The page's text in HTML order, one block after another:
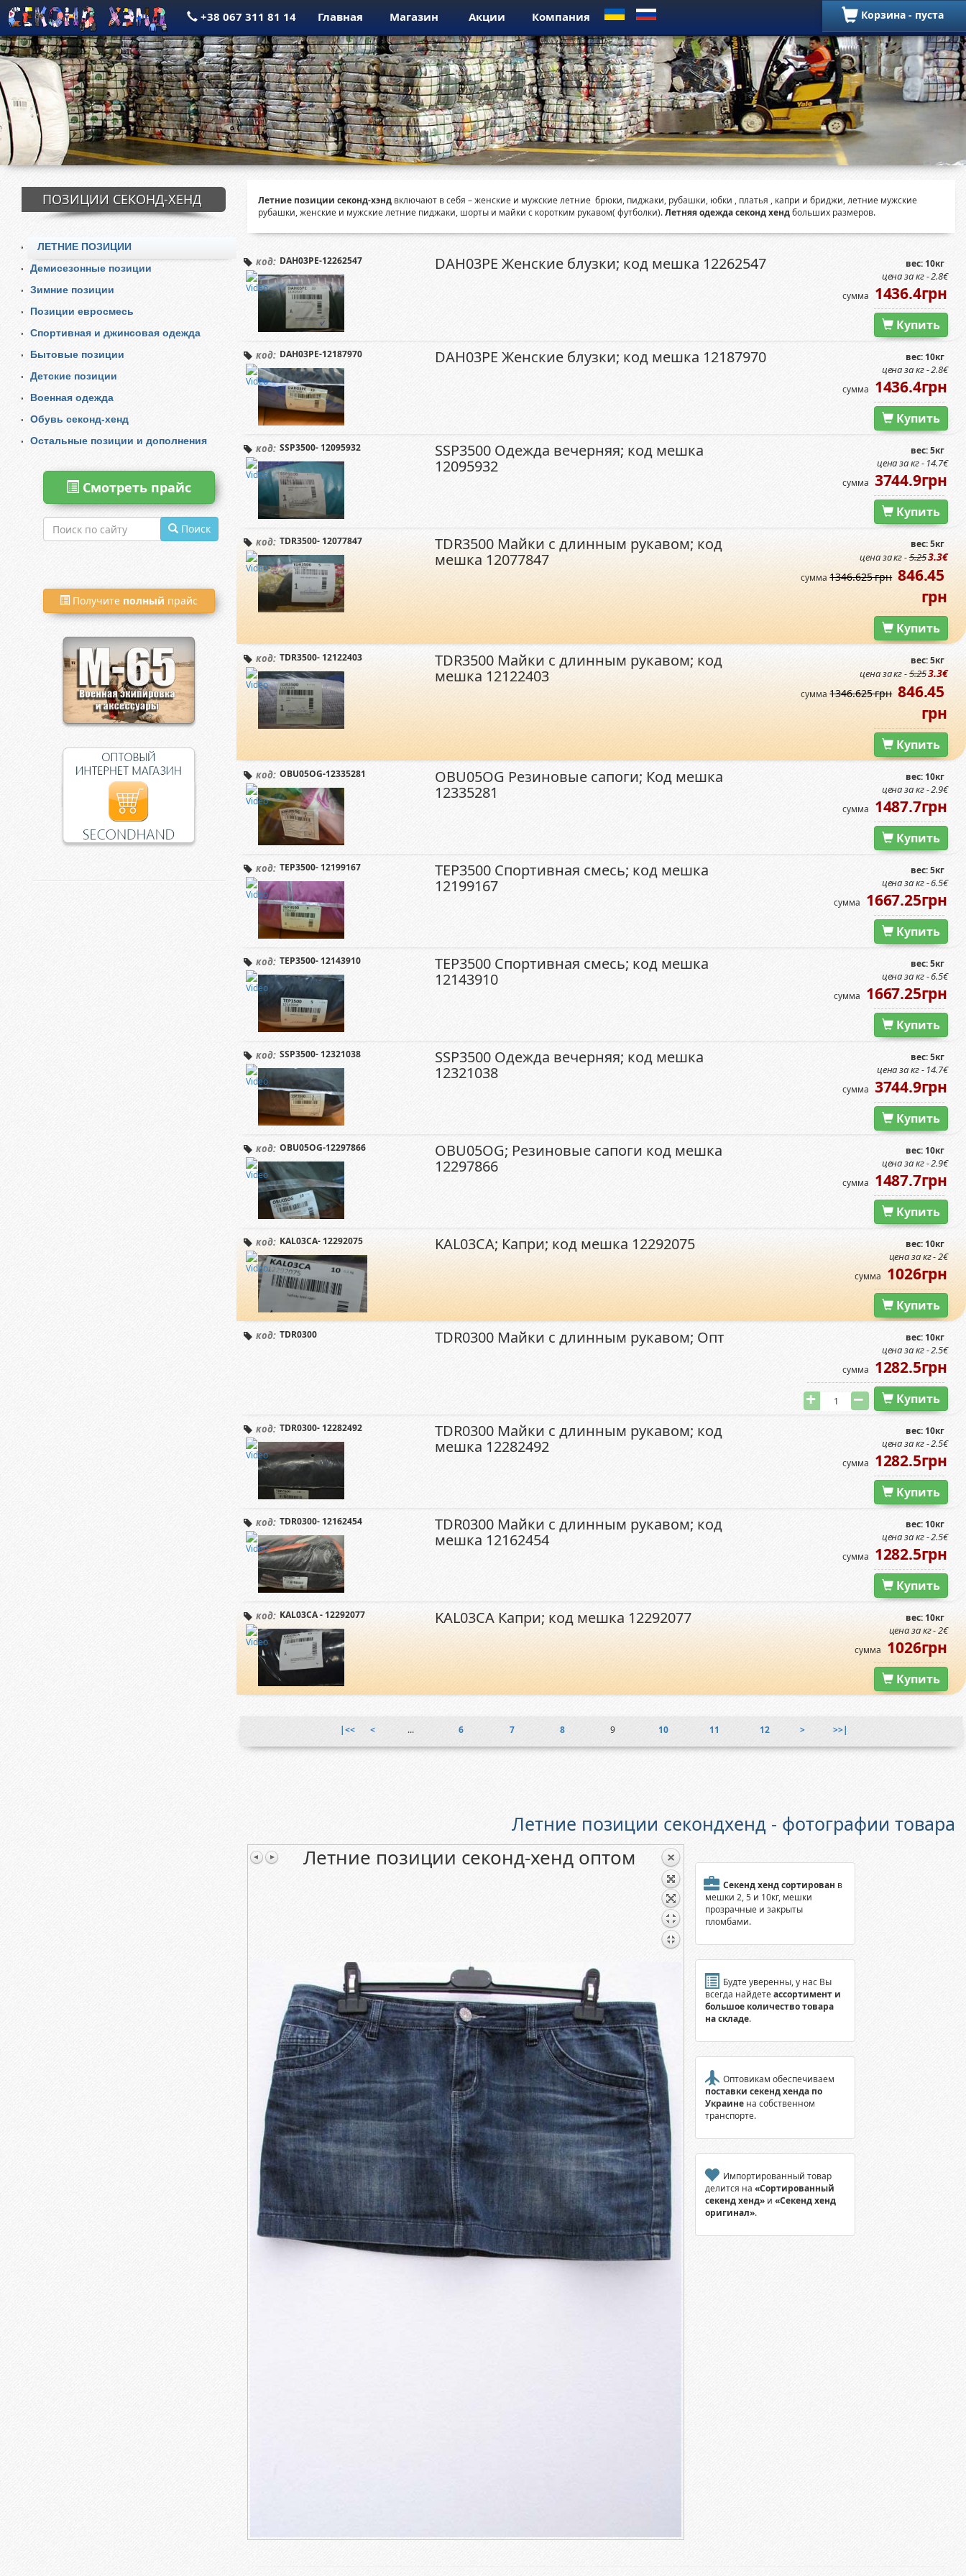
+38 067 311 81 14 Главная Магазин Акции Компания
Летние позиции
ПОЗИЦИИ СЕКОНД-ХЕНД
ЛЕТНИЕ ПОЗИЦИИ
Демисезонные позиции
Зимние позиции
Позиции евросмесь
Спортивная и джинсовая одежда
Бытовые позиции
Детские позиции
Военная одежда
Обувь секонд-хенд
Остальные позиции и дополнения
Смотреть прайс
Поиск
Получите полный прайс
Летние позиции секонд-хэндвключают в себя – женские и мужские летние брюки, пиджаки, рубашки, юбки , платья , капри и бриджи, летние мужские
рубашки, женские и мужские летние пиджаки, шорты и майки с коротким рукавом( футболки).Летняя одежда секонд хендбольших размеров.
код: DAH03PE-12262547 DAH03PE Женские блузки; код мешка 12262547 вес: 10кг
цена за кг - 2.8€
сумма 1436.4грн
Купить
код: DAH03PE-12187970 DAH03PE Женские блузки; код мешка 12187970 вес: 10кг
цена за кг - 2.8€
сумма 1436.4грн
Купить
код: SSP3500- 12095932
SSP3500 Одежда вечерняя; код мешка
12095932
вес: 5кг
цена за кг - 14.7€
сумма 3744.9грн
Купить
код: TDR3500- 12077847
TDR3500 Майки с длинным рукавом; код
мешка 12077847
вес: 5кг
цена за кг -5.253.3€
сумма1346.625 грн 846.45
грн
Купить
код: TDR3500- 12122403
TDR3500 Майки с длинным рукавом; код
мешка 12122403
вес: 5кг
цена за кг -5.253.3€
сумма1346.625 грн 846.45
грн
Купить
код: OBU05OG-12335281
OBU05OG Резиновые сапоги; Код мешка
12335281
вес: 10кг
цена за кг - 2.9€
сумма 1487.7грн
Купить
код: TEP3500- 12199167
TEP3500 Спортивная смесь; код мешка
12199167
вес: 5кг
цена за кг - 6.5€
сумма 1667.25грн
Купить
код: TEP3500- 12143910
TEP3500 Спортивная смесь; код мешка
12143910
вес: 5кг
цена за кг - 6.5€
сумма 1667.25грн
Купить
код: SSP3500- 12321038
SSP3500 Одежда вечерняя; код мешка
12321038
вес: 5кг
цена за кг - 14.7€
сумма 3744.9грн
Купить
код: OBU05OG-12297866
OBU05OG; Резиновые сапоги код мешка
12297866
вес: 10кг
цена за кг - 2.9€
сумма 1487.7грн
Купить
код: KAL03CA- 12292075 KAL03CA; Капри; код мешка 12292075 вес: 10кг
цена за кг - 2€
сумма 1026грн
Купить
код: TDR0300 TDR0300 Майки с длинным рукавом; Опт вес: 10кг
цена за кг - 2.5€
сумма 1282.5грн
Купить
код: TDR0300- 12282492
TDR0300 Майки с длинным рукавом; код
мешка 12282492
вес: 10кг
цена за кг - 2.5€
сумма 1282.5грн
Купить
код: TDR0300- 12162454
TDR0300 Майки с длинным рукавом; код
мешка 12162454
вес: 10кг
цена за кг - 2.5€
сумма 1282.5грн
Купить
код: KAL03CA - 12292077 KAL03CA Капри; код мешка 12292077 вес: 10кг
цена за кг - 2€
сумма 1026грн
Купить
|<< < ... 6 7 8 9 10 11 12 > >>|
Летние позиции секондхенд - фотографии товара
Летние позиции секонд-хенд оптом
Секенд хенд сортирован в
мешки 2, 5 и 10кг, мешки
прозрачные и закрыты
пломбами.
Будте уверенны, у нас Вы
всегда найдетеассортимент и
большое количество товара
на складе.
Оптовикам обеспечиваем
поставки секенд хенда по
Украинена собственном
транспорте.
Импортированный товар
делится на «Сортированный
секенд хенд»и «Секенд хенд
оригинал».
Корзина - пуста